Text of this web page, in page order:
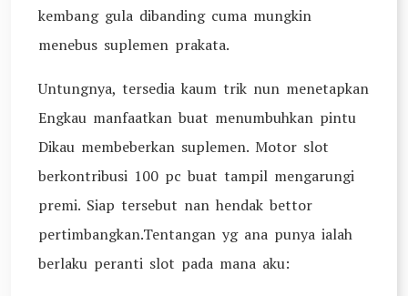
kembang gula dibanding cuma mungkin
menebus suplemen prakata.
Untungnya, tersedia kaum trik nun menetapkan
Engkau manfaatkan buat menumbuhkan pintu
Dikau membeberkan suplemen. Motor slot
berkontribusi 100 pc buat tampil mengarungi
premi. Siap tersebut nan hendak bettor
pertimbangkan.Tentangan yg ana punya ialah
berlaku peranti slot pada mana aku: